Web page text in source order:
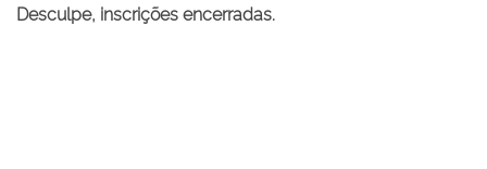
Desculpe, inscrições encerradas.